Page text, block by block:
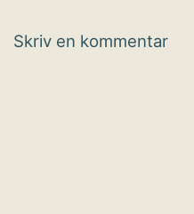
Skriv en kommentar